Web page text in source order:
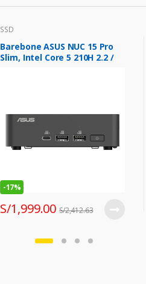
SSD
Barebone ASUS NUC 15 Pro
Slim, Intel Core 5 210H 2.2 /
-17%
S/1,999.00 S/2,412.63